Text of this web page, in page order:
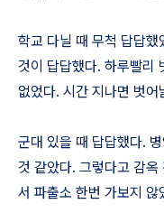
학교 다닐 때 무척 답답
것이 답답했다. 하루빨리
없었다. 시간 지나면 벗
군대 있을 때 답답했다.
것 같았다. 그렇다고 감옥
서 파출소 한번 가보지 않